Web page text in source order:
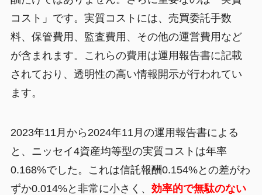
コスト」です。実質コストには、売買委託手数
料、保管費用、監査費用、その他の運営費用など
が含まれます。これらの費用は運用報告書に記載
されており、透明性の高い情報開示が行われてい
ます。
2023年11月から2024年11月の運用報告書による
と、ニッセイ4資産均等型の実質コストは年率
0.168%でした。これは信託報酬0.154%との差がわ
ずか0.014%と非常に小さく、 効率的で無駄のない